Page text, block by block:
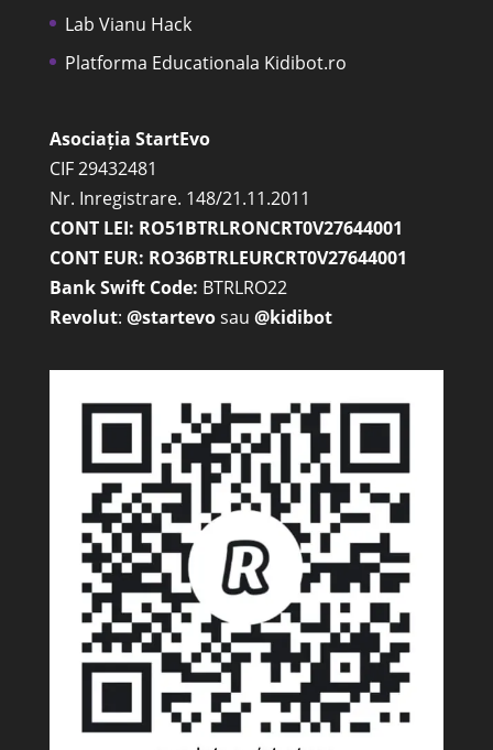
Lab Vianu Hack
Platforma Educationala Kidibot.ro
Asociația StartEvo
CIF 29432481
Nr. Inregistrare. 148/21.11.2011
CONT LEI: RO51BTRLRONCRT0V27644001
CONT EUR: RO36BTRLEURCRT0V27644001
Bank Swift Code: BTRLRO22
Revolut: @startevosau @kidibot